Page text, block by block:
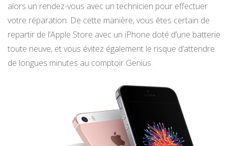
alors un rendez-vous avec un technicien pour effectuer
votre réparation. De cette manière, vous êtes certain de
repartir de l’Apple Store avec un iPhone doté d’une batterie
toute neuve, et vous évitez également le risque d’attendre
de longues minutes au comptoir Genius.